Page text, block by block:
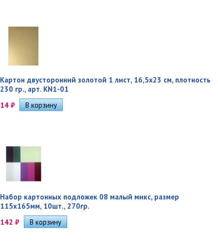
Картон двусторонний золотой 1 лист, 16,5х23 см, плотность
230 гр., арт. KN1-01
14 ₽
Набор картонных подложек 08 малый микс, размер
115х165мм, 10шт., 270гр.
142 ₽